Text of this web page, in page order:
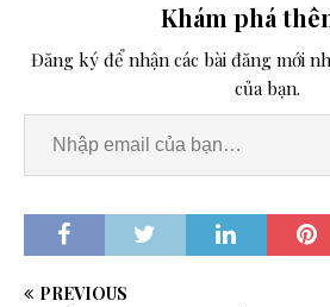
Khám phá
Đăng ký để nhận các bài đăng mới
của bạn.
PREVIOUS